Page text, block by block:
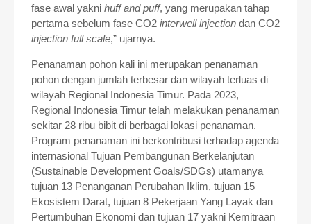
fase awal yakni huff and puff, yang merupakan tahap
pertama sebelum fase CO2 interwell injection dan CO2
injection full scale,” ujarnya.
Penanaman pohon kali ini merupakan penanaman
pohon dengan jumlah terbesar dan wilayah terluas di
wilayah Regional Indonesia Timur. Pada 2023,
Regional Indonesia Timur telah melakukan penanaman
sekitar 28 ribu bibit di berbagai lokasi penanaman.
Program penanaman ini berkontribusi terhadap agenda
internasional Tujuan Pembangunan Berkelanjutan
(Sustainable Development Goals/SDGs) utamanya
tujuan 13 Penanganan Perubahan Iklim, tujuan 15
Ekosistem Darat, tujuan 8 Pekerjaan Yang Layak dan
Pertumbuhan Ekonomi dan tujuan 17 yakni Kemitraan